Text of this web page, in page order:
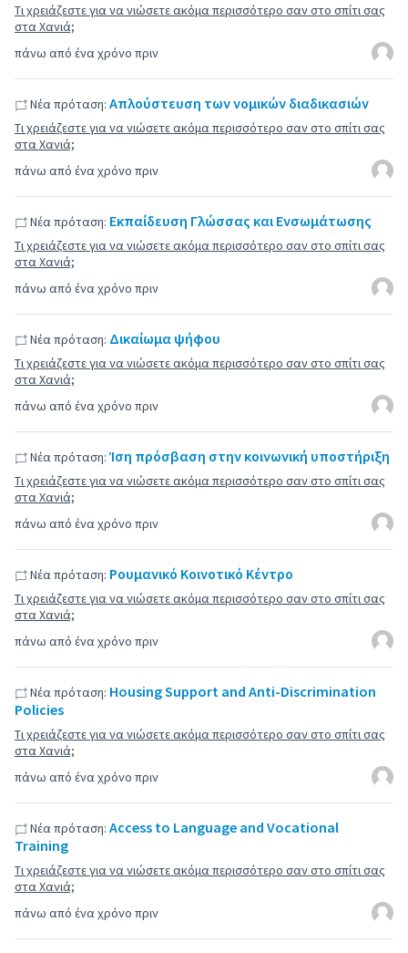
πάνω από ένα χρόνο πριν
Τι χρειάζεστε για να νιώσετε ακόμα περισσότερο σαν στο σπίτι σας
στα Χανιά;
πάνω από ένα χρόνο πριν
Νέα πρόταση: Απλούστευση των νομικών διαδικασιών
Τι χρειάζεστε για να νιώσετε ακόμα περισσότερο σαν στο σπίτι σας
στα Χανιά;
πάνω από ένα χρόνο πριν
Νέα πρόταση: Εκπαίδευση Γλώσσας και Ενσωμάτωσης
Τι χρειάζεστε για να νιώσετε ακόμα περισσότερο σαν στο σπίτι σας
στα Χανιά;
πάνω από ένα χρόνο πριν
Νέα πρόταση: Δικαίωμα ψήφου
Τι χρειάζεστε για να νιώσετε ακόμα περισσότερο σαν στο σπίτι σας
στα Χανιά;
πάνω από ένα χρόνο πριν
Νέα πρόταση: Ίση πρόσβαση στην κοινωνική υποστήριξη
Τι χρειάζεστε για να νιώσετε ακόμα περισσότερο σαν στο σπίτι σας
στα Χανιά;
πάνω από ένα χρόνο πριν
Νέα πρόταση: Ρουμανικό Κοινοτικό Κέντρο
Τι χρειάζεστε για να νιώσετε ακόμα περισσότερο σαν στο σπίτι σας
στα Χανιά;
πάνω από ένα χρόνο πριν
Νέα πρόταση: Housing Support and Anti-Discrimination
Policies
Τι χρειάζεστε για να νιώσετε ακόμα περισσότερο σαν στο σπίτι σας
στα Χανιά;
πάνω από ένα χρόνο πριν
Νέα πρόταση: Access to Language and Vocational
Training
Τι χρειάζεστε για να νιώσετε ακόμα περισσότερο σαν στο σπίτι σας
στα Χανιά;